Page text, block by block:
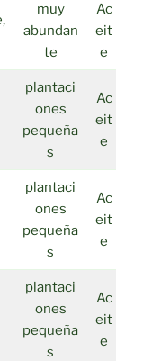
muy
abundan
te
Ac
eit
e
plantaci
ones
pequeña
s
Ac
eit
e
plantaci
ones
pequeña
s
Ac
eit
e
plantaci
ones
pequeña
s
Ac
eit
e